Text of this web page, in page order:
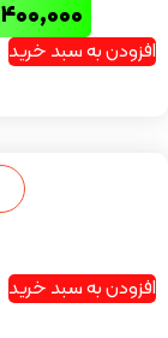
۴۰۰,۰۰۰
افزودن به سبد خرید
افزودن به سبد خرید